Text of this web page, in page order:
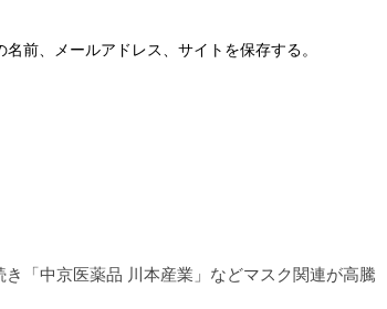
前、メールアドレス、サイトを保存する。
き「中京医薬品 川本産業」などマスク関連が高騰